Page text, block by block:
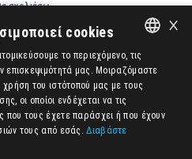
σχολιάσω.
ENGLISH
ΕΛΛΗΝΙΚΆ
×
cookies
το περιεχόμενο, τις
επισκεψιμότητά μας. Μοιραζόμαστε
του ιστότοπού μας με τους
οι οποίοι ενδέχεται να τις
τους έχετε παράσχει ή που έχουν
τους από εσάς. Διαβάστε